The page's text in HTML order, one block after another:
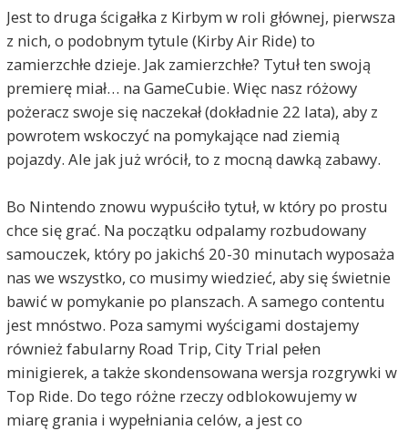
Jest to druga ścigałka z Kirbym w roli głównej, pierwsza
z nich, o podobnym tytule (Kirby Air Ride) to
zamierzchłe dzieje. Jak zamierzchłe? Tytuł ten swoją
premierę miał… na GameCubie. Więc nasz różowy
pożeracz swoje się naczekał (dokładnie 22 lata), aby z
powrotem wskoczyć na pomykające nad ziemią
pojazdy. Ale jak już wrócił, to z mocną dawką zabawy.
Bo Nintendo znowu wypuściło tytuł, w który po prostu
chce się grać. Na początku odpalamy rozbudowany
samouczek, który po jakichś 20-30 minutach wyposaża
nas we wszystko, co musimy wiedzieć, aby się świetnie
bawić w pomykanie po planszach. A samego contentu
jest mnóstwo. Poza samymi wyścigami dostajemy
również fabularny Road Trip, City Trial pełen
minigierek, a także skondensowana wersja rozgrywki w
Top Ride. Do tego różne rzeczy odblokowujemy w
miarę grania i wypełniania celów, a jest co